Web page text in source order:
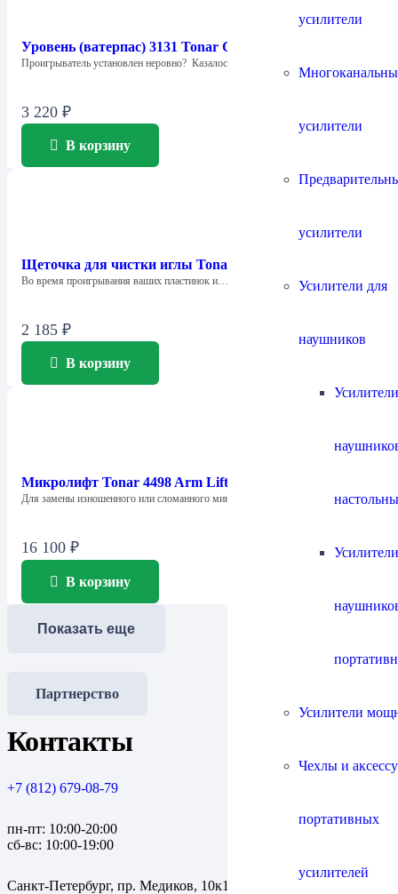
усилители
усилители
усилители
Усилители для
наушников
Усилители
Чехлы и
портативных
усилителей
Уровень (ватерпас) 3131 Tonar Cross Balls
Проигрыватель установлен неровно? Казалось бы, ничего…
3 220 ₽
В корзину
Щеточка для чистки иглы Tonar 4250 Clean Tip
Во время проигрывания ваших пластинок и…
2 185 ₽
В корзину
Микролифт Tonar 4498 Arm Lifter
Для замены изношенного или сломанного микролифта…
16 100 ₽
В корзину
Показать еще
Партнерство
Контакты
+7 (812) 679-08-79
пн-пт: 10:00-20:00
сб-вс: 10:00-19:00
Санкт-Петербург, пр. Медиков, 10к1